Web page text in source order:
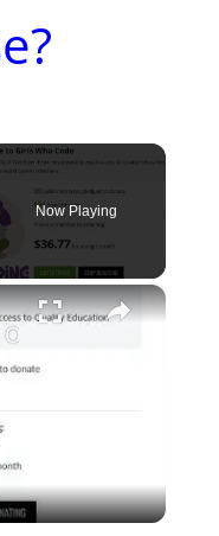
Now Playing
×
Our Christmas